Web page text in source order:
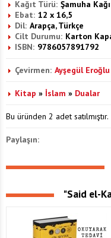
Kağıt Türü: Şamuha
Ebat: 12 x 16,5
Dil: Arapça, Türkçe
Cilt Durumu: Karton
ISBN: 9786057891792
Çevirmen: Ayşegül Eroğlu
Kitap » İslam » Dualar
Bu üründen 2 adet satılmıştır.
Paylaşın:
"Said el-